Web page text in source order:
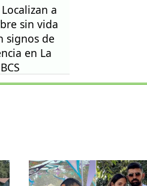
Localizan a
sin vida
signos de
en La